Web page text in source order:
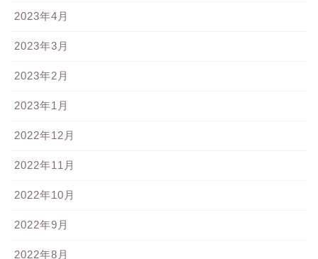
2023年4月
2023年3月
2023年2月
2023年1月
2022年12月
2022年11月
2022年10月
2022年9月
2022年8月